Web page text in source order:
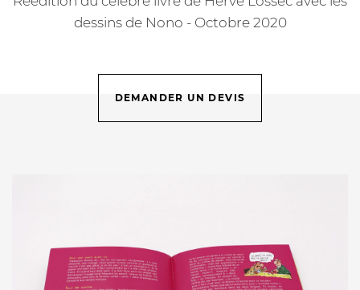
dessins de Nono - Octobre 2020
DEMANDER UN DEVIS